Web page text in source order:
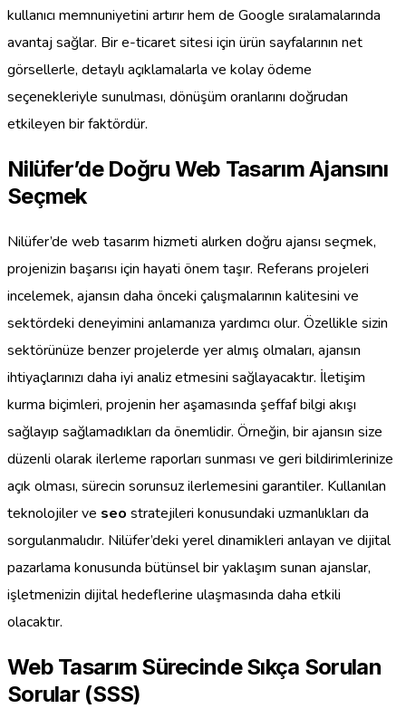
kullanıcı memnuniyetini artırır hem de Google sıralamalarında
avantaj sağlar. Bir e-ticaret sitesi için ürün sayfalarının net
görsellerle, detaylı açıklamalarla ve kolay ödeme
seçenekleriyle sunulması, dönüşüm oranlarını doğrudan
etkileyen bir faktördür.
Nilüfer’de Doğru Web Tasarım Ajansını
Seçmek
Nilüfer’de web tasarım hizmeti alırken doğru ajansı seçmek,
projenizin başarısı için hayati önem taşır. Referans projeleri
incelemek, ajansın daha önceki çalışmalarının kalitesini ve
sektördeki deneyimini anlamanıza yardımcı olur. Özellikle sizin
sektörünüze benzer projelerde yer almış olmaları, ajansın
ihtiyaçlarınızı daha iyi analiz etmesini sağlayacaktır. İletişim
kurma biçimleri, projenin her aşamasında şeffaf bilgi akışı
sağlayıp sağlamadıkları da önemlidir. Örneğin, bir ajansın size
düzenli olarak ilerleme raporları sunması ve geri bildirimlerinize
açık olması, sürecin sorunsuz ilerlemesini garantiler. Kullanılan
teknolojiler ve seo stratejileri konusundaki uzmanlıkları da
sorgulanmalıdır. Nilüfer’deki yerel dinamikleri anlayan ve dijital
pazarlama konusunda bütünsel bir yaklaşım sunan ajanslar,
işletmenizin dijital hedeflerine ulaşmasında daha etkili
olacaktır.
Web Tasarım Sürecinde Sıkça Sorulan
Sorular (SSS)